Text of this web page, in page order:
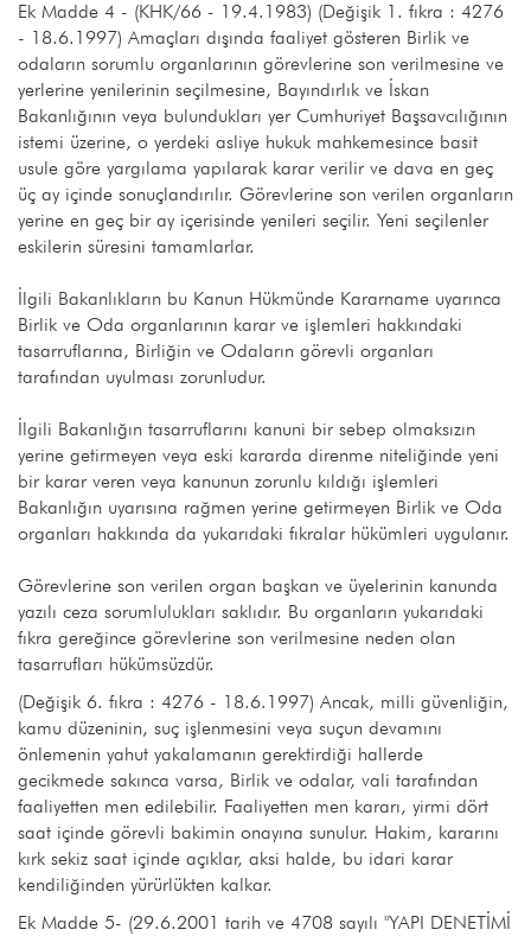
Ek Madde 4 - (KHK/66 - 19.4.1983) (Değişik 1. fıkra : 4276
- 18.6.1997) Amaçları dışında faaliyet gösteren Birlik ve
odaların sorumlu organlarının görevlerine son verilmesine ve
yerlerine yenilerinin seçilmesine, Bayındırlık ve İskan
Bakanlığının veya bulundukları yer Cumhuriyet Başsavcılığının
istemi üzerine, o yerdeki asliye hukuk mahkemesince basit
usule göre yargılama yapılarak karar verilir ve dava en geç
üç ay içinde sonuçlandırılır. Görevlerine son verilen organların
yerine en geç bir ay içerisinde yenileri seçilir. Yeni seçilenler
eskilerin süresini tamamlarlar.
İlgili Bakanlıkların bu Kanun Hükmünde Kararname uyarınca
Birlik ve Oda organlarının karar ve işlemleri hakkındaki
tasarruflarına, Birliğin ve Odaların görevli organları
tarafından uyulması zorunludur.
İlgili Bakanlığın tasarruflarını kanuni bir sebep olmaksızın
yerine getirmeyen veya eski kararda direnme niteliğinde yeni
bir karar veren veya kanunun zorunlu kıldığı işlemleri
Bakanlığın uyarısına rağmen yerine getirmeyen Birlik ve Oda
organları hakkında da yukarıdaki fıkralar hükümleri uygulanır.
Görevlerine son verilen organ başkan ve üyelerinin kanunda
yazılı ceza sorumlulukları saklıdır. Bu organların yukarıdaki
fıkra gereğince görevlerine son verilmesine neden olan
tasarrufları hükümsüzdür.
(Değişik 6. fıkra : 4276 - 18.6.1997) Ancak, milli güvenliğin,
kamu düzeninin, suç işlenmesini veya suçun devamını
önlemenin yahut yakalamanın gerektirdiği hallerde
gecikmede sakınca varsa, Birlik ve odalar, vali tarafından
faaliyetten men edilebilir. Faaliyetten men kararı, yirmi dört
saat içinde görevli bakimin onayına sunulur. Hakim, kararını
kırk sekiz saat içinde açıklar, aksi halde, bu idari karar
kendiliğinden yürürlükten kalkar.
Ek Madde 5- (29.6.2001 tarih ve 4708 sayılı "YAPI DENETİMİ